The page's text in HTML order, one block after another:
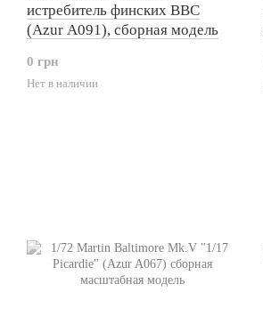
истребитель финских ВВС
(Azur A091), сборная модель
0 грн
Нет в наличии